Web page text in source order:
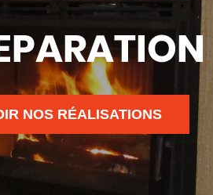
NOS RÉALISATIONS